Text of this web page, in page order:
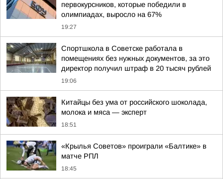
первокурсников, которые победили в
олимпиадах, выросло на 67%
19:27
Спортшкола в Советске работала в
помещениях без нужных документов, за это
директор получил штраф в 20 тысяч рублей
19:06
Китайцы без ума от российского шоколада,
молока и мяса — эксперт
18:51
«Крылья Советов» проиграли «Балтике» в
матче РПЛ
18:45